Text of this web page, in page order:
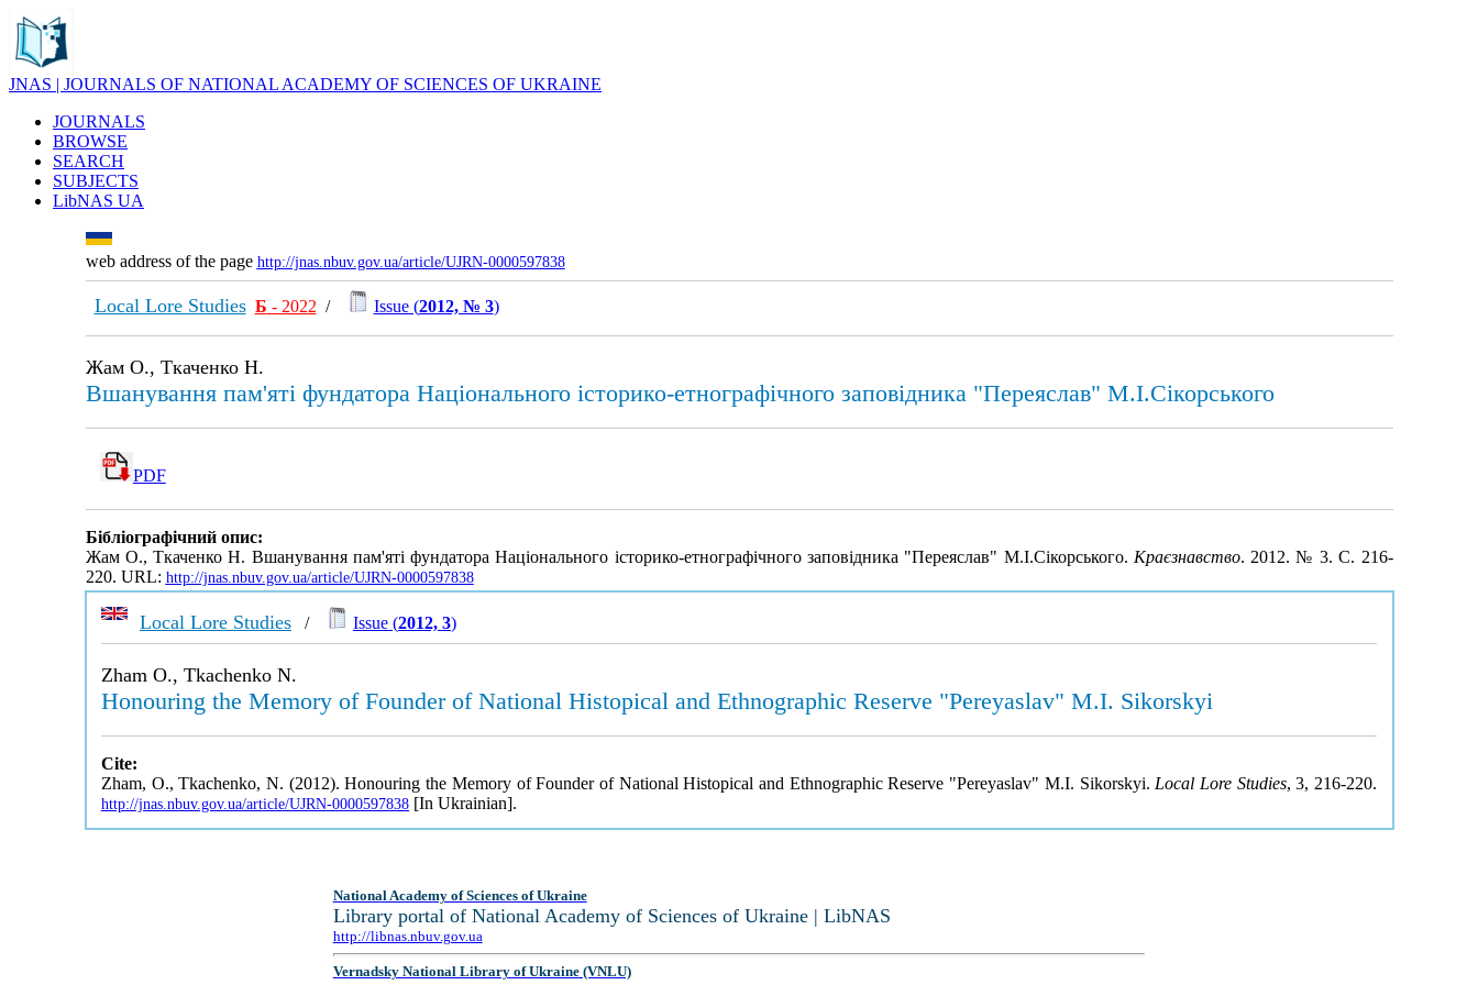
JNAS | JOURNALS OF NATIONAL ACADEMY OF SCIENCES OF UKRAINE
JOURNALS
BROWSE
SEARCH
SUBJECTS
LibNAS UA
web address of the page http://jnas.nbuv.gov.ua/article/UJRN-0000597838
Local Lore Studies Б - 2022 / Issue (2012, № 3)
Жам О., Ткаченко Н.
Вшанування пам'яті фундатора Національного історико-етнографічного заповідника "Переяслав" М.І.Сікорського
PDF
Бібліографічний опис:
Жам О., Ткаченко Н. Вшанування пам'яті фундатора Національного історико-етнографічного заповідника "Переяслав" М.І.Сікорського. Краєзнавство. 2012. № 3. С. 216-
220. URL: http://jnas.nbuv.gov.ua/article/UJRN-0000597838
Local Lore Studies/ Issue (2012, 3)
Zham O., Tkachenko N.
Honouring the Memory of Founder of National Histopical and Ethnographic Reserve "Pereyaslav" M.I. Sikorskyi
Cite:
Zham, O., Tkachenko, N. (2012). Honouring the Memory of Founder of National Histopical and Ethnographic Reserve "Pereyaslav" M.I. Sikorskyi. Local Lore Studies, 3, 216-220.
http://jnas.nbuv.gov.ua/article/UJRN-0000597838[In Ukrainian].
National Academy of Sciences of Ukraine
Library portal of National Academy of Sciences of Ukraine | LibNAS
http://libnas.nbuv.gov.ua
Vernadsky National Library of Ukraine (VNLU)